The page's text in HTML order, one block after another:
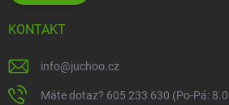
KONTAKT
info@juchoo.cz
Máte dotaz? 605 233 630 (Po-Pá: